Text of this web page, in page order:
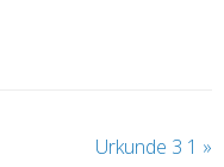
Urkunde 3 1 »